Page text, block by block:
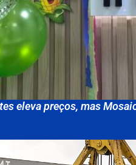
eleva preços, mas